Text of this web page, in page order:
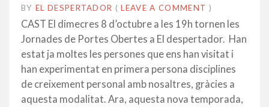
BY EL DESPERTADOR ON
28
SETEMBRE
•(LEAVE A COMMENT )
CAST El dimecres 8 d’octubre a les 19h tornen les
Jornades de Portes Obertes a El despertador. Han
estat ja moltes les persones que ens han visitat i
han experimentat en primera persona disciplines
de creixement personal amb nosaltres, gràcies a
aquesta modalitat. Ara, aquesta nova temporada,